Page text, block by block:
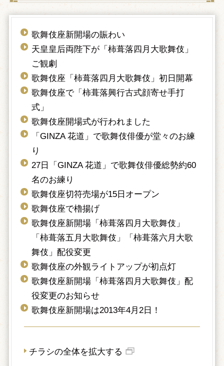
歌舞伎座新開場の賑わい
天皇皇后両陛下が「柿葺落四月大歌舞伎」
ご観劇
歌舞伎座「柿葺落四月大歌舞伎」初日開幕
歌舞伎座で「柿葺落興行古式顔寄せ手打
式」
歌舞伎座開場式が行われました
「GINZA 花道」で歌舞伎俳優が堂々のお練
り
27日「GINZA 花道」で歌舞伎俳優総勢約60
名のお練り
歌舞伎座切符売場が15日オープン
歌舞伎座で櫓揚げ
歌舞伎座新開場「柿葺落四月大歌舞伎」
「柿葺落五月大歌舞伎」「柿葺落六月大歌
舞伎」配役変更
歌舞伎座の外観ライトアップが初点灯
歌舞伎座新開場「柿葺落四月大歌舞伎」配
役変更のお知らせ
歌舞伎座新開場は2013年4月2日！
チラシの全体を拡大する